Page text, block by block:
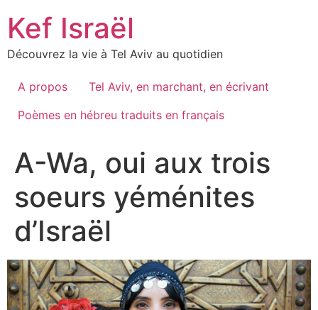
content
Kef Israël
Découvrez la vie à Tel Aviv au quotidien
A propos
Tel Aviv, en marchant, en écrivant
Poèmes en hébreu traduits en français
A-Wa, oui aux trois
soeurs yéménites
d’Israël